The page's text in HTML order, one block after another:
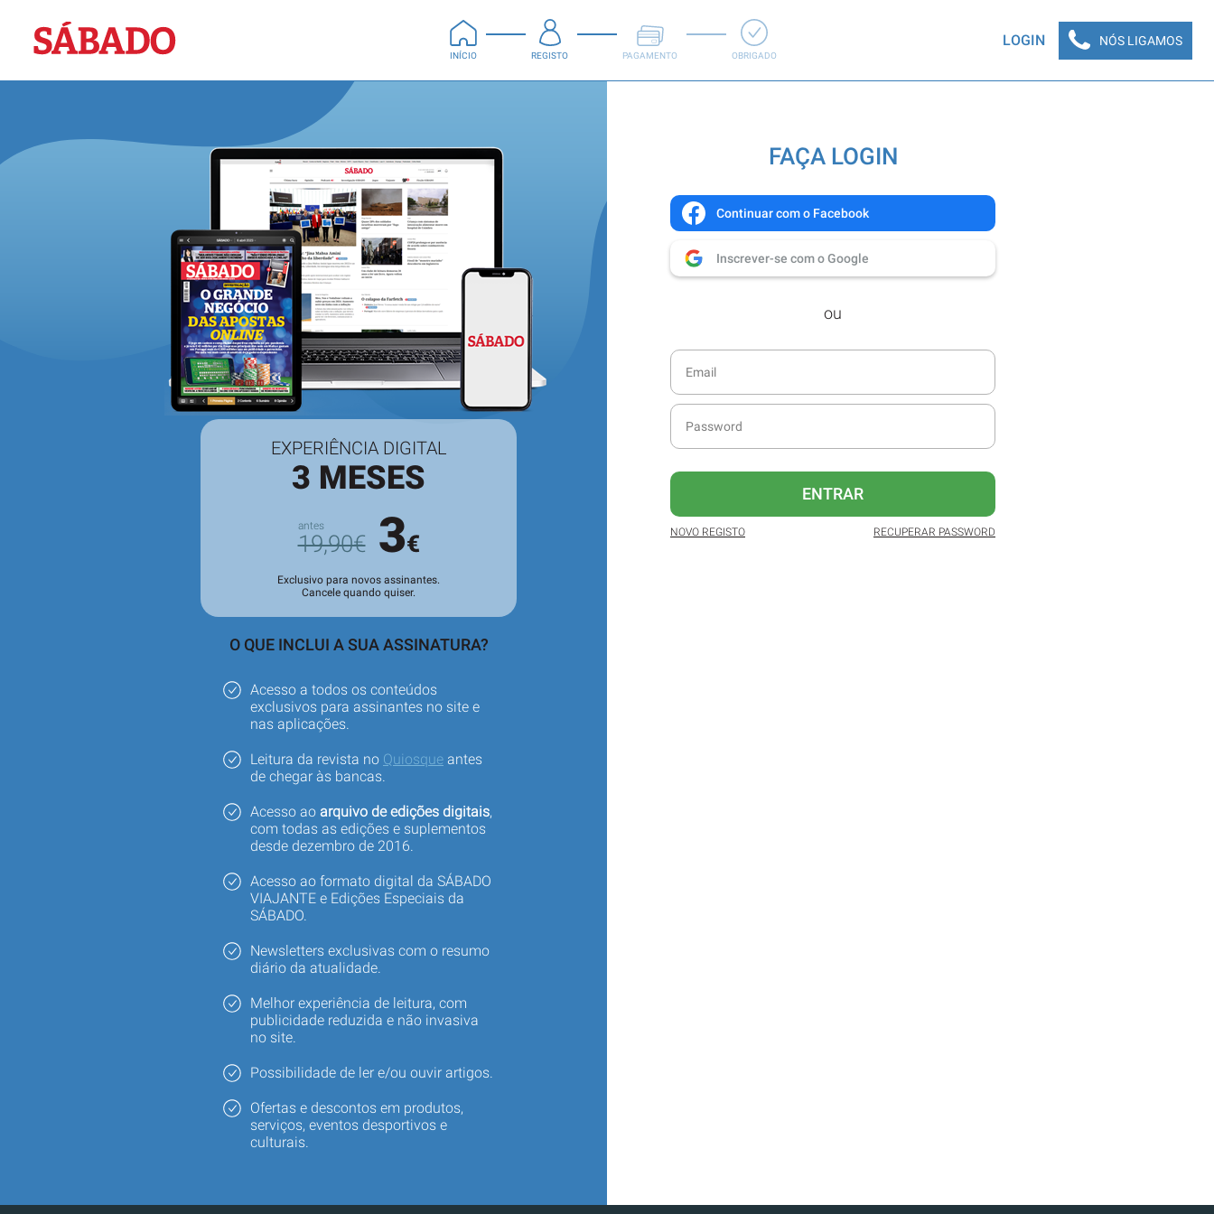
Sábado
INÍCIO REGISTO PAGAMENTO OBRIGADO
LOGIN NÓS LIGAMOS
EXPERIÊNCIA DIGITAL
3 MESES
19,90€ 3€
Exclusivo para novos assinantes.
Cancele quando quiser.
O QUE INCLUI A SUA ASSINATURA?
Acesso a todos os conteúdos
exclusivos para assinantes no site e
nas aplicações.
Leitura da revista no Quiosque antes
de chegar às bancas.
Acesso ao arquivo de edições digitais,
com todas as edições e suplementos
desde dezembro de 2016.
Acesso ao formato digital da SÁBADO
VIAJANTE e Edições Especiais da
SÁBADO.
Newsletters exclusivas com o resumo
diário da atualidade.
Melhor experiência de leitura, com
publicidade reduzida e não invasiva
no site.
Possibilidade de ler e/ou ouvir artigos.
Ofertas e descontos em produtos,
serviços, eventos desportivos e
culturais.
FAÇA LOGIN
Continuar com o Facebook
Inscrever-se com o Google
ou
ENTRAR
NOVO REGISTO RECUPERAR PASSWORD